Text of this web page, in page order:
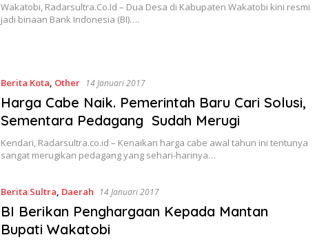
Wakatobi, Radarsultra.Co.Id – Dua Desa di Kabupaten Wakatobi kini resmi
jadi binaan Bank Indonesia (BI)….
Berita Kota, Other 14 Januari 2017
Harga Cabe Naik. Pemerintah Baru Cari Solusi,
Sementara Pedagang Sudah Merugi
Kendari, Radarsultra.co.id – Kenaikan harga cabe awal tahun ini tentunya
sangat merugikan pedagang yang sehari-harinya…
Berita Sultra Daerah 14 Januari 2017
BI Berikan Penghargaan Kepada Mantan
Bupati Wakatobi